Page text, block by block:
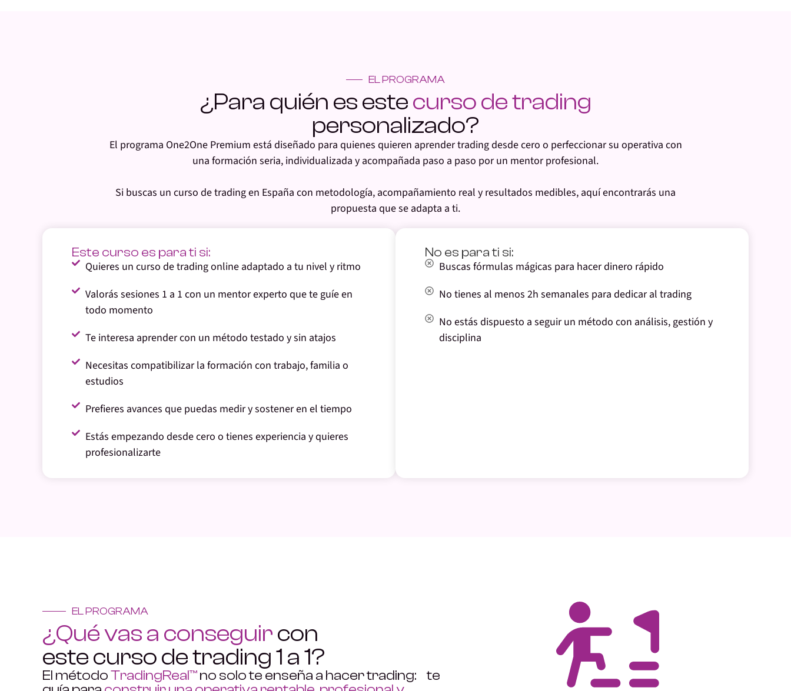
EL PROGRAMA
¿Para quién es estecurso de trading
personalizado?
El programa One2One Premium está diseñado para quienes quieren aprender trading desde cero o perfeccionar su operativa con
una formación seria, individualizada y acompañada paso a paso por un mentor profesional.
Si buscas un curso de trading en España con metodología, acompañamiento real y resultados medibles, aquí encontrarás una
propuesta que se adapta a ti.
Este curso es para ti si:
Quieres un curso de trading online adaptado a tu nivel y ritmo
Valorás sesiones 1 a 1 con un mentor experto que te guíe en
todo momento
Te interesa aprender con un método testado y sin atajos
Necesitas compatibilizar la formación con trabajo, familia o
estudios
Prefieres avances que puedas medir y sostener en el tiempo
Estás empezando desde cero o tienes experiencia y quieres
profesionalizarte
No es para ti si:
Buscas fórmulas mágicas para hacer dinero rápido
No tienes al menos 2h semanales para dedicar al trading
No estás dispuesto a seguir un método con análisis, gestión y
disciplina
EL PROGRAMA
¿Qué vas a conseguircon
este curso de trading1 a 1?
El métodoTradingReal™no solo te enseña a hacer trading: te